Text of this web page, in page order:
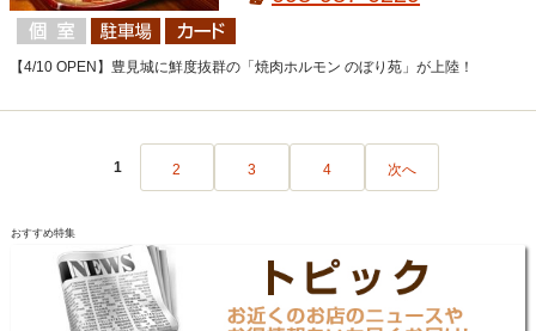
【4/10 OPEN】豊見城に鮮度抜群の「焼肉ホルモン のぼり苑」が上陸！
1 2 3 4 次へ
おすすめ特集